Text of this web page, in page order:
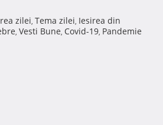
zilei, Tema zilei, Iesirea din
, Vesti Bune, Covid-19, Pandemie